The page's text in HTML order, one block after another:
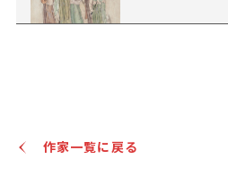
主催 Jo's Auction
作家一覧に戻る